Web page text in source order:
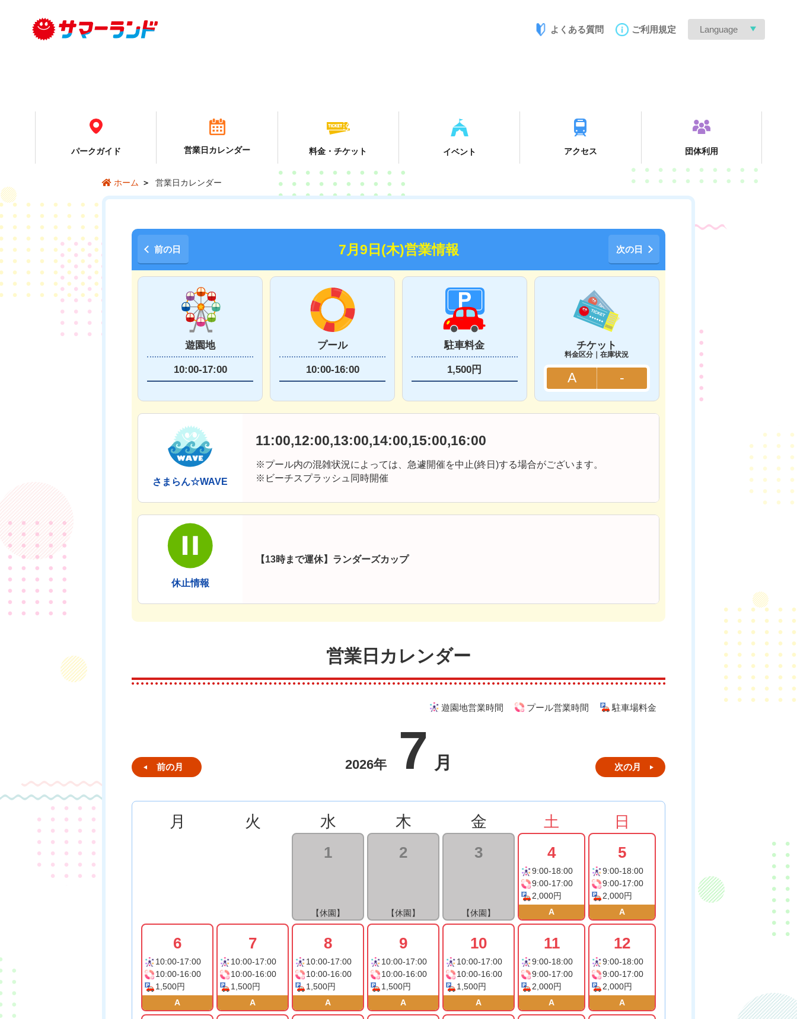
よくある質問 ご利用規定 Language
パークガイド 営業日カレンダー 料金・チケット イベント アクセス 団体利用
ホーム 営業日カレンダー
7月9日(木)営業情報
遊園地
10:00-17:00
プール
10:00-16:00
駐車料金
1,500円
チケット
料金区分｜在庫状況
A -
さまらん☆WAVE
11:00,12:00,13:00,14:00,15:00,16:00
※プール内の混雑状況によっては、急遽開催を中止(終日)する場合がございます。
※ビーチスプラッシュ同時開催
休止情報
【13時まで運休】ランダーズカップ
営業日カレンダー
遊園地営業時間 プール営業時間 駐車場料金
前の月 2026年 7 月 次の月
月 火 水 木 金 土
日
1
【休園】
2
【休園】
3
【休園】
4
9:00-18:00
9:00-17:00
2,000円
A
5
9:00-18:00
9:00-17:00
2,000円
A
6
10:00-17:00
10:00-16:00
1,500円
A
7
10:00-17:00
10:00-16:00
1,500円
A
8
10:00-17:00
10:00-16:00
1,500円
A
9
10:00-17:00
10:00-16:00
1,500円
A
10
10:00-17:00
10:00-16:00
1,500円
A
11
9:00-18:00
9:00-17:00
2,000円
A
12
9:00-18:00
9:00-17:00
2,000円
A